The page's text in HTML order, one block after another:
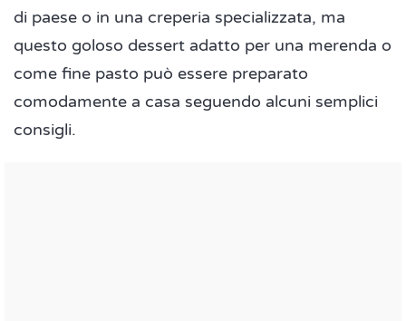
di paese o in una creperia specializzata, ma
questo goloso dessert adatto per una merenda o
come fine pasto può essere preparato
comodamente a casa seguendo alcuni semplici
consigli.